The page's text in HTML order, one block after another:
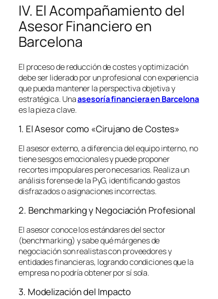
IV. El Acompañamiento del
Asesor Financiero en
Barcelona
El proceso de reducción de costes y optimización
debe ser liderado por un profesional con experiencia
que pueda mantener la perspectiva objetiva y
estratégica. Unaasesoría financiera en Barcelona
es la pieza clave.
1. El Asesor como «Cirujano de Costes»
El asesor externo, a diferencia del equipo interno, no
tiene sesgos emocionales y puede proponer
recortes impopulares pero necesarios. Realiza un
análisis forense de la PyG, identificando gastos
disfrazados o asignaciones incorrectas.
2. Benchmarking y Negociación Profesional
El asesor conoce los estándares del sector
(benchmarking) y sabe qué márgenes de
negociación son realistas con proveedores y
entidades financieras, logrando condiciones que la
empresa no podría obtener por sí sola.
3. Modelización del Impacto